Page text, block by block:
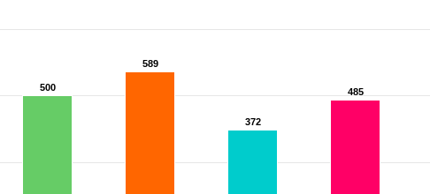
500
500
589
589
372
372
485
485